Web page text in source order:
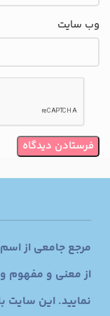
وب‌ سایت
مرجع جامعی از
از معنی و مفهوم